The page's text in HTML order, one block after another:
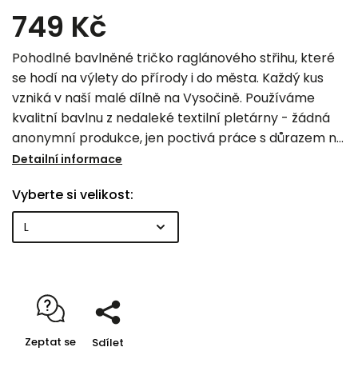
749 Kč
Pohodlné bavlněné tričko raglánového střihu, které
se hodí na výlety do přírody i do města. Každý kus
vzniká v naší malé dílně na Vysočině. Používáme
kvalitní bavlnu z nedaleké textilní pletárny - žádná
anonymní produkce, jen poctivá práce s důrazem na
detail. Měkký a prodyšný materiál je příjemný na těle
Detailní informace
Vyberte si velikost:
Zeptat se Sdílet